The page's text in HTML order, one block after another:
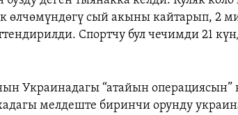
өлчөмүндөгү сый акыны кайтарып, 2
Спортчу бул чечимди 21
Украинадагы “атайын операциясын”
мелдеште биринчи орунду